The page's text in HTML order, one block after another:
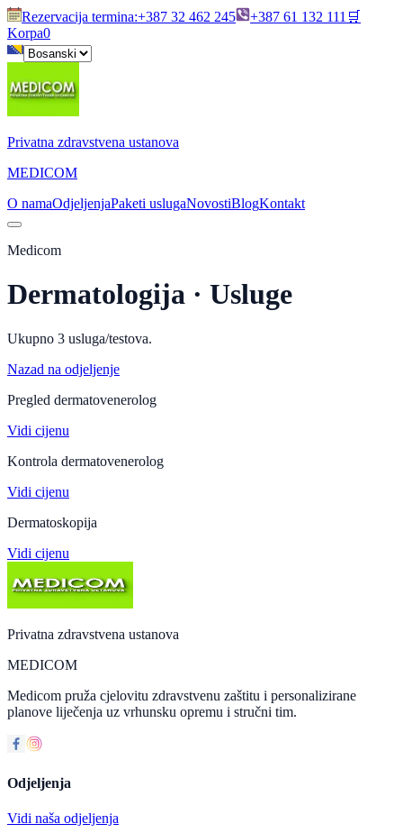
Rezervacija termina:+387 32 462 245 +387 61 132 111 🛒
Korpa0
Privatna zdravstvena ustanova
MEDICOM
O namaOdjeljenjaPaketi uslugaNovostiBlogKontakt
Medicom
Dermatologija · Usluge
Ukupno 3 usluga/testova.
Nazad na odjeljenje
Pregled dermatovenerolog
Vidi cijenu
Kontrola dermatovenerolog
Vidi cijenu
Dermatoskopija
Vidi cijenu
Privatna zdravstvena ustanova
MEDICOM
Medicom pruža cjelovitu zdravstvenu zaštitu i personalizirane
planove liječenja uz vrhunsku opremu i stručni tim.
Odjeljenja
Vidi naša odjeljenja